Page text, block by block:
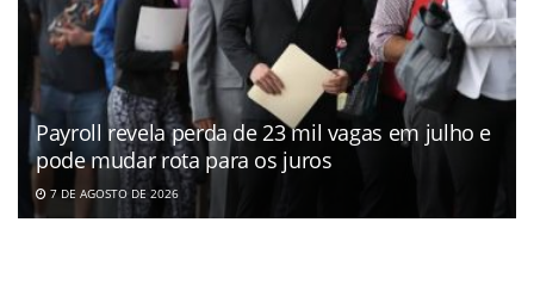
Payroll revela perda de 23 mil vagas em julho e
pode mudar rota para os juros
7 DE AGOSTO DE 2026